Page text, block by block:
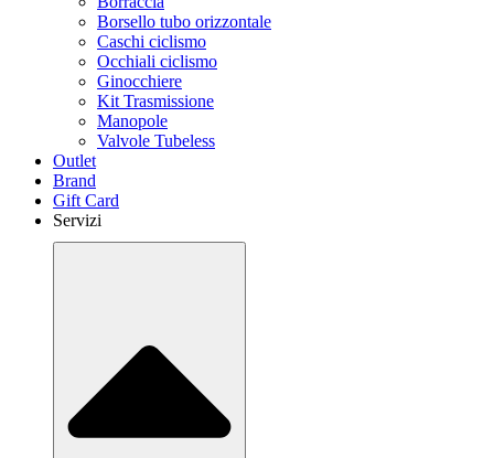
Borsello tubo orizzontale
Caschi ciclismo
Occhiali ciclismo
Ginocchiere
Kit Trasmissione
Manopole
Valvole Tubeless
Outlet
Brand
Gift Card
Servizi